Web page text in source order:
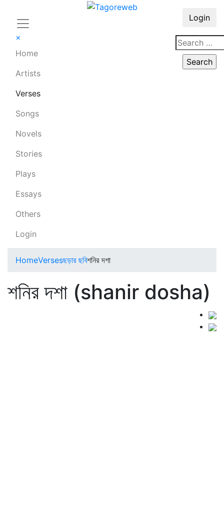
×
Home
Artists
Verses
Songs
Novels
Stories
Plays
Essays
Others
Login
Login
HomeVersesছড়ার ছবিশনির দশা
শনির দশা (shanir dosha)